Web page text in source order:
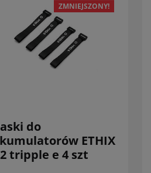
ZMNIEJSZONY!
do
ETHIX
tripple e 4 szt